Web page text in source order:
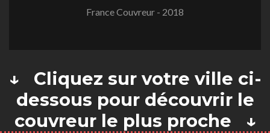
France Couvreur - 2018
↓ Cliquez sur votre ville ci-
dessous pour découvrir le
couvreur le plus proche ↓